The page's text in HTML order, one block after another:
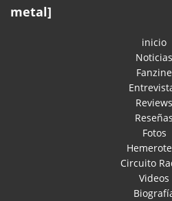
metal]
inicio
Noticias
Fanzine
Reviews
Reseñas
Fotos
Circuito
Videos